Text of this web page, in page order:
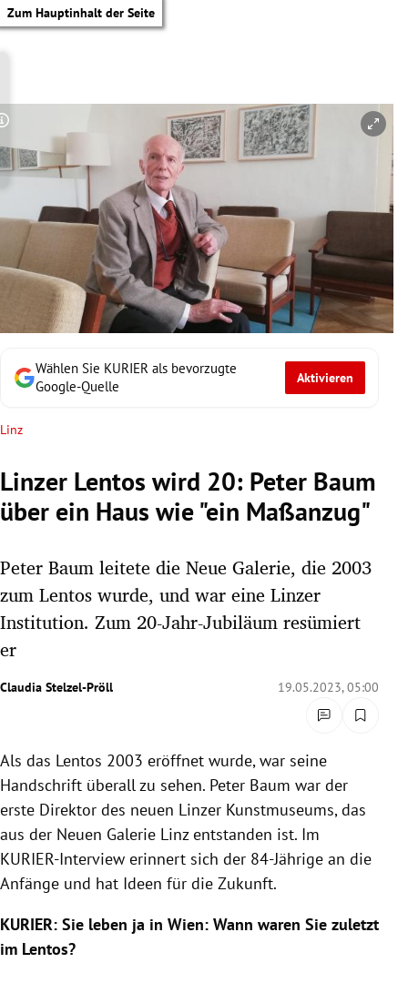
Zum Hauptinhalt der Seite
Untermenü
Untermenü
Untermenü
Untermenü
Untermenü
Untermenü
Untermenü
Untermenü
Untermenü
Wählen Sie KURIER als bevorzugte
Google-Quelle
Aktivieren
Linz
Linzer Lentos wird 20: Peter Baum
über ein Haus wie "ein Maßanzug"
Peter Baum leitete die Neue Galerie, die 2003
zum Lentos wurde, und war eine Linzer
Institution. Zum 20-Jahr-Jubiläum resümiert
er
Claudia Stelzel-Pröll 19.05.2023, 05:00
Copyright-Hinweis öffnen/schließen
Als das Lentos 2003 eröffnet wurde, war seine
Handschrift überall zu sehen. Peter Baum war der
erste Direktor des neuen Linzer Kunstmuseums, das
aus der Neuen Galerie Linz entstanden ist. Im
KURIER-Interview erinnert sich der 84-Jährige an die
Anfänge und hat Ideen für die Zukunft.
KURIER: Sie leben ja in Wien: Wann waren Sie zuletzt
im Lentos?